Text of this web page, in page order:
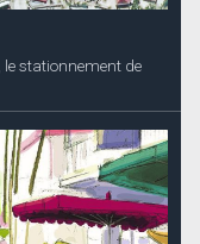
le stationnement de